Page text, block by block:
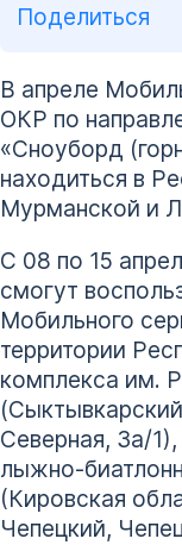
Поделиться
В апреле
ОКР по
«Сноуборд
находиться в
Мурманской и
С 08 по 15
смогут
Мобильного
территории
комплекса им.
Северная, 3а/
лыжно-
(Кировская
Чепецкий,